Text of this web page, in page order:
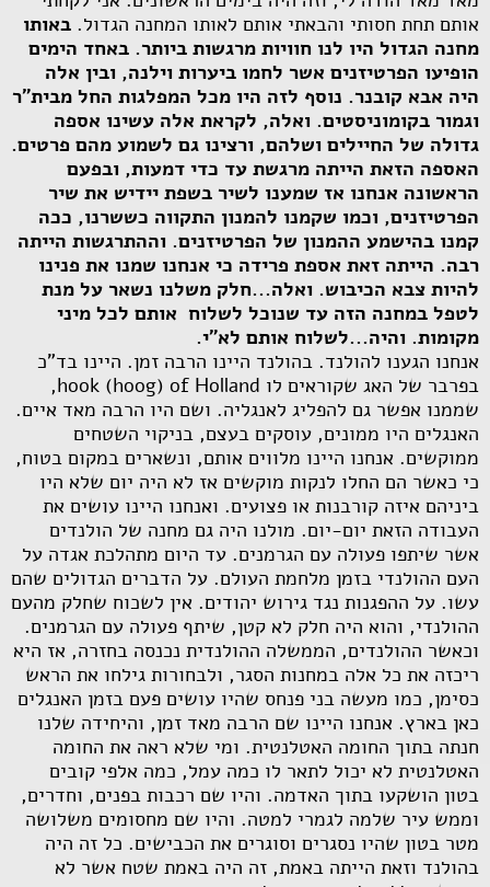
אותם תחת חסותי והבאתי אותם לאותו המחנה הגדול. באותו
מחנה הגדול היו לנו חוויות מרגשות ביותר. באחד הימים
הופיעו הפרטיזנים אשר לחמו ביערות וילנה, ובין אלה
היה אבא קובנר. נוסף לזה היו מכל המפלגות החל מבית"ר
וגמור בקומוניסטים. ואלה, לקראת אלה עשינו אספה
גדולה של החיילים ושלהם, ורצינו גם לשמוע מהם פרטים.
האספה הזאת הייתה מרגשת עד כדי דמעות, ובפעם
הראשונה אנחנו אז שמענו לשיר בשפת יידיש את שיר
הפרטיזנים, וכמו שקמנו להמנון התקווה כששרנו, ככה
קמנו בהישמע ההמנון של הפרטיזנים. וההתרגשות הייתה
רבה. הייתה זאת אספת פרידה כי אנחנו שמנו את פנינו
להיות צבא הכיבוש. ואלה...חלק משלנו נשאר על מנת
לטפל במחנה הזה עד שנוכל לשלוח אותם לכל מיני
מקומות. והיה...לשלוח אותם לא"י.
אנחנו הגענו להולנד. בהולנד היינו הרבה זמן. היינו בד"כ
בפרבר של האג שקוראים לו hook (hoog) of Holland
,
שממנו אפשר גם להפליג לאנגליה. ושם היו הרבה מאד איים.
האנגלים היו ממונים, עוסקים בעצם, בניקוי השטחים
ממוקשים. אנחנו היינו מלווים אותם, ונשארים במקום בטוח,
כי כאשר הם החלו לנקות מוקשים אז לא היה יום שלא היו
ביניהם איזה קורבנות או פצועים. ואנחנו היינו עושים את
העבודה הזאת יום-יום. מולנו היה גם מחנה של הולנדים
אשר שיתפו פעולה עם הגרמנים. עד היום מתהלכת אגדה על
העם ההולנדי בזמן מלחמת העולם. על הדברים הגדולים שהם
עשו. על ההפגנות נגד גירוש יהודים. אין לשכוח שחלק מהעם
ההולנדי, והוא היה חלק לא קטן, שיתף פעולה עם הגרמנים.
וכאשר ההולנדים, הממשלה ההולנדית נכנסה בחזרה, אז היא
ריכזה את כל אלה במחנות הסגר, ולבחורות גילחו את הראש
כסימן, כמו מעשה בני פנחס שהיו עושים פעם בזמן האנגלים
כאן בארץ. אנחנו היינו שם הרבה מאד זמן, והיחידה שלנו
חנתה בתוך החומה האטלנטית. ומי שלא ראה את החומה
האטלנטית לא יכול לתאר לו כמה עמל, כמה אלפי קובים
בטון הושקעו בתוך האדמה. והיו שם רכבות בפנים, וחדרים,
וממש עיר שלמה לגמרי למטה. והיו שם מחסומים משלושה
מטר בטון שהיו נסגרים וסוגרים את הכבישים. כל זה היה
בהולנד וזאת הייתה באמת, זה היה באמת שטח אשר לא